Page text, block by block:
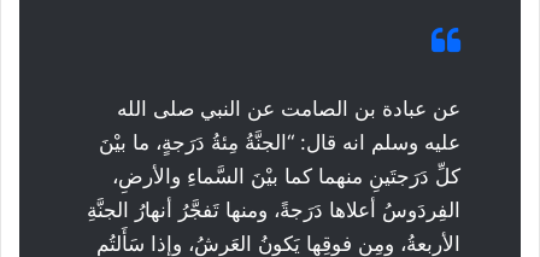
عن عبادة بن الصامت عن النبي صلى الله
عليه وسلم انه قال: “الجنَّةُ مِئةُ دَرَجةٍ، ما بيْنَ
كلِّ دَرَجتَينِ منهما كما بيْنَ السَّماءِ والأرضِ،
الفِردَوسُ أعلاها دَرَجةً، ومنها تَفجَّرُ أنهارُ الجنَّةِ
الأربعةُ، ومِن فوقِها يَكونُ العَرشُ، وإذا سَأَلتُم